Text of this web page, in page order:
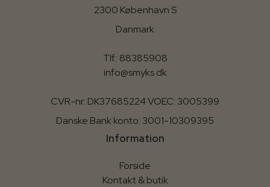
2300 København S
Danmark
Tlf.: 88385908
info@smyks.dk
CVR-nr: DK37685224 VOEC: 3005399
Danske Bank konto: 3001-10309395
Information
Forside
Kontakt & butik